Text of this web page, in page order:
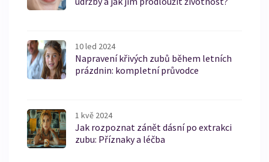
10 led 2024
Napravení křivých zubů během letních
prázdnin: kompletní průvodce
1 kvě 2024
Jak rozpoznat zánět dásní po extrakci
zubu: Příznaky a léčba